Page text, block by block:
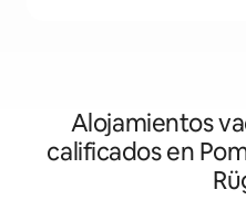
Alojamientos
calificados en